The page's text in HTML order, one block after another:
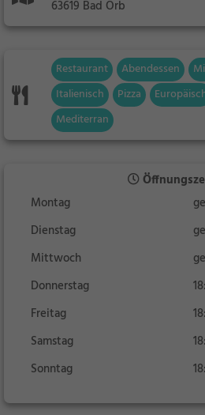
63619 Bad Orb
Restaurant Abendessen
Italienisch
Pizza
Mediterran
Montag
Dienstag
Mittwoch
Donnerstag
Freitag
Samstag
Sonntag